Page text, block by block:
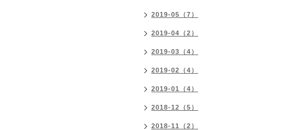
2019-05（7）
2019-04（2）
2019-03（4）
2019-02（4）
2019-01（4）
2018-12（5）
2018-11（2）